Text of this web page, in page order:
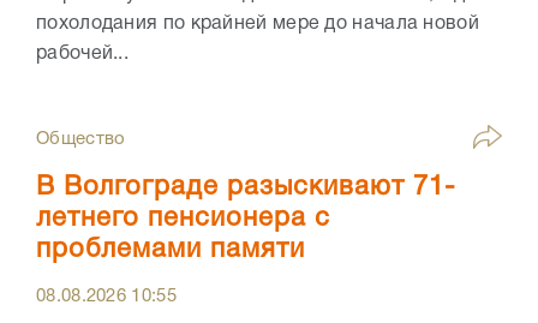
похолодания по крайней мере до начала новой
рабочей...
Общество
В Волгограде разыскивают 71-
летнего пенсионера с
проблемами памяти
08.08.2026 10:55